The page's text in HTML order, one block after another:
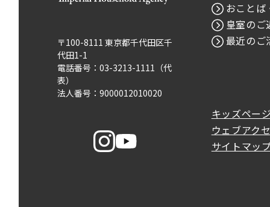
〒100-8111 東京都千代田区千
代田1-1
電話番号：03-3213-1111（代
表）
法人番号：9000012010020
おことば
皇室のご
最近のご
キッズペー
ウェブアク
サイトマッ